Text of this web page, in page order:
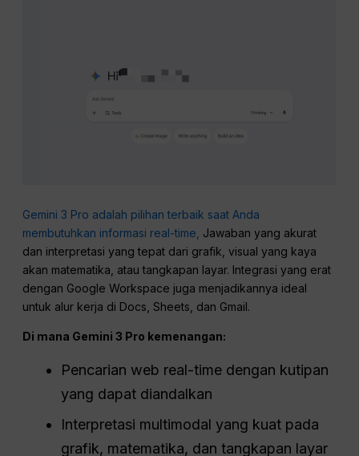
Gemini 3 Pro adalah pilihan terbaik saat Anda
membutuhkan informasi real-time, Jawaban yang akurat
dan interpretasi yang tepat dari grafik, visual yang kaya
akan matematika, atau tangkapan layar. Integrasi yang erat
dengan Google Workspace juga menjadikannya ideal
untuk alur kerja di Docs, Sheets, dan Gmail.
Di mana Gemini 3 Pro kemenangan:
Pencarian web real-time dengan kutipan
yang dapat diandalkan
Interpretasi multimodal yang kuat pada
grafik, matematika, dan tangkapan layar